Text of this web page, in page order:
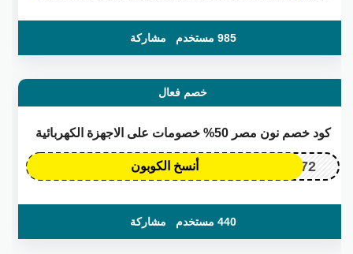
985 مستخدم مشاركة
خصم فعال
كود خصم نون مصر 50% خصومات على الاجهزة الكهربائية
OP172 أنسخ الكوبون
440 مستخدم مشاركة